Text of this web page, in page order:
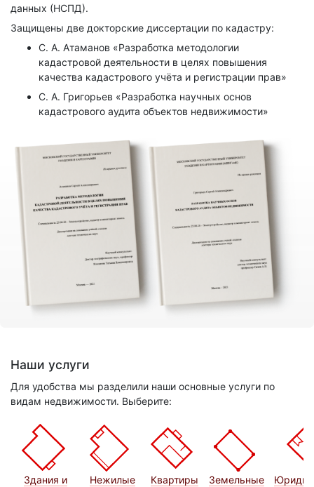
данных (НСПД).
Защищены две докторские диссертации по кадастру:
С. А. Атаманов «Разработка методологии
кадастровой деятельности в целях повышения
качества кадастрового учёта и регистрации прав»
С. А. Григорьев «Разработка научных основ
кадастрового аудита объектов недвижимости»
Наши услуги
Для удобства мы разделили наши основные услуги по
видам недвижимости. Выберите:
Здания и
Нежилые
Квартиры
Земельные